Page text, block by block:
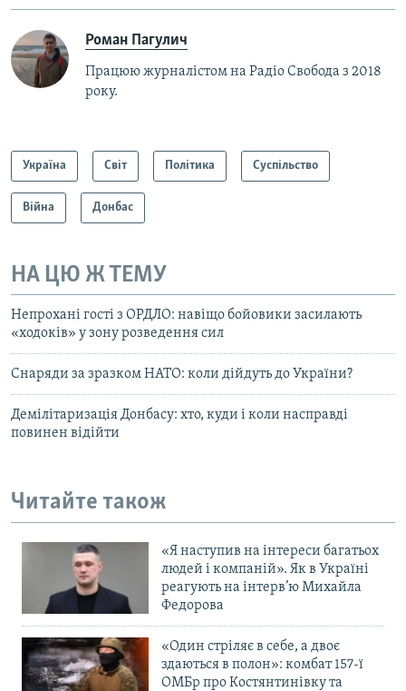
Роман Пагулич
Працюю журналістом на Радіо Свобода з 2018
року.
Україна Світ Політика Суспільство
Війна Донбас
НА ЦЮ Ж ТЕМУ
Непрохані гості з ОРДЛО: навіщо бойовики засилають
«ходоків» у зону розведення сил
Снаряди за зразком НАТО: коли дійдуть до України?
Демілітаризація Донбасу: хто, куди і коли насправді
повинен відійти
Читайте також
«Я наступив на інтереси багатьох
людей і компаній». Як в Україні
реагують на інтерв’ю Михайла
Федорова
«Один стріляє в себе, а двоє
здаються в полон»: комбат 157-ї
ОМБр про Костянтинівку та